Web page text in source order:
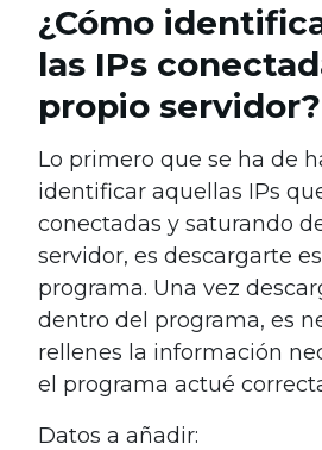
¿Cómo
las IPs
propio servidor?
Lo primero que se ha de
identificar aquellas IPs
conectadas y saturando
servidor, es descargarte
programa. Una vez
dentro del programa, es
rellenes la información
el programa actué
Datos a añadir: